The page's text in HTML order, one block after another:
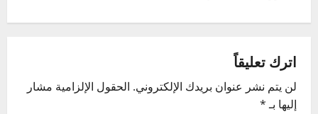
n
a
v
اترك تعليقاً
لن يتم نشر عنوان بريدك الإلكتروني. الحقول الإلزامية مشار
إليها بـ*